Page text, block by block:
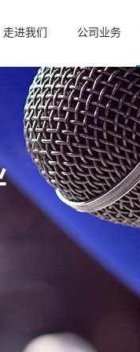
走进我们 公司业务